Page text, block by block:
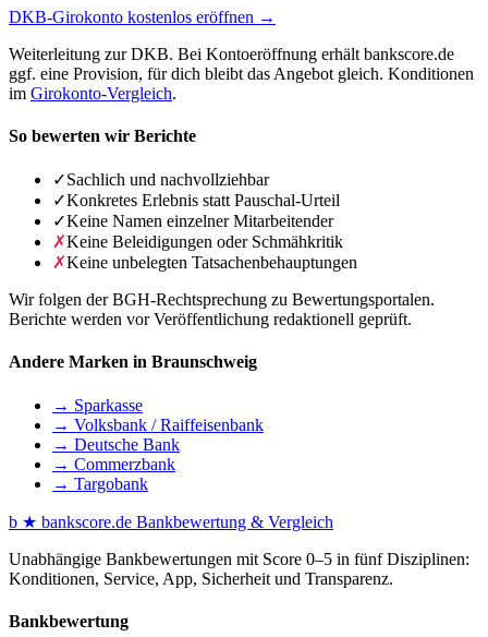
DKB-Girokonto kostenlos eröffnen →
Weiterleitung zur DKB. Bei Kontoeröffnung erhält bankscore.de
ggf. eine Provision, für dich bleibt das Angebot gleich. Konditionen
im Girokonto-Vergleich.
So bewerten wir Berichte
✓Sachlich und nachvollziehbar
✓Konkretes Erlebnis statt Pauschal-Urteil
✓Keine Namen einzelner Mitarbeitender
✗Keine Beleidigungen oder Schmähkritik
✗Keine unbelegten Tatsachenbehauptungen
Wir folgen der BGH-Rechtsprechung zu Bewertungsportalen.
Berichte werden vor Veröffentlichung redaktionell geprüft.
Andere Marken in Braunschweig
→ Sparkasse
→ Volksbank / Raiffeisenbank
→ Deutsche Bank
→ Commerzbank
→ Targobank
b ★ bankscore.de Bankbewertung & Vergleich
Unabhängige Bankbewertungen mit Score 0–5 in fünf Disziplinen:
Konditionen, Service, App, Sicherheit und Transparenz.
Bankbewertung